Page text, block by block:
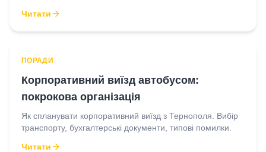
Читати
ПОРАДИ
Корпоративний виїзд автобусом:
покрокова організація
Як спланувати корпоративний виїзд з Тернополя. Вибір
транспорту, бухгалтерські документи, типові помилки.
Читати